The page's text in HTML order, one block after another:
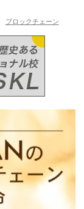
ブロックチェーン